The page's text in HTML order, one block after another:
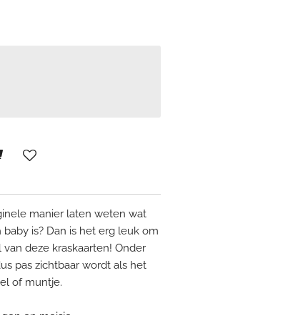
manier laten weten wat
is? Dan is het erg leuk om
deze kraskaarten! Onder
pas zichtbaar wordt als het
of muntje.